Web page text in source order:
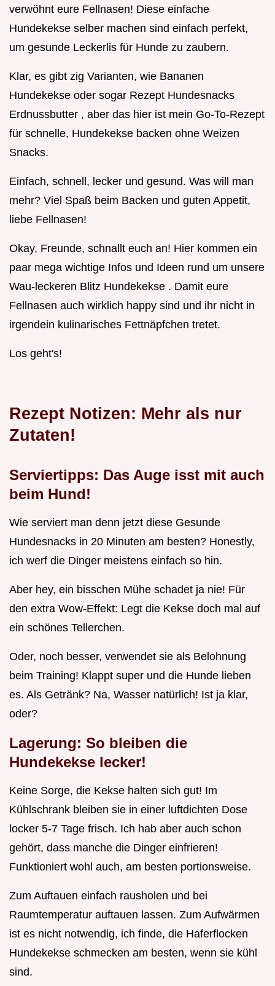
verwöhnt eure Fellnasen! Diese einfache
Hundekekse selber machen sind einfach perfekt,
um gesunde Leckerlis für Hunde zu zaubern.
Klar, es gibt zig Varianten, wie Bananen
Hundekekse oder sogar Rezept Hundesnacks
Erdnussbutter , aber das hier ist mein Go-To-Rezept
für schnelle, Hundekekse backen ohne Weizen
Snacks.
Einfach, schnell, lecker und gesund. Was will man
mehr? Viel Spaß beim Backen und guten Appetit,
liebe Fellnasen!
Okay, Freunde, schnallt euch an! Hier kommen ein
paar mega wichtige Infos und Ideen rund um unsere
Wau-leckeren Blitz Hundekekse . Damit eure
Fellnasen auch wirklich happy sind und ihr nicht in
irgendein kulinarisches Fettnäpfchen tretet.
Los geht's!
Rezept Notizen: Mehr als nur
Zutaten!
Serviertipps: Das Auge isst mit auch
beim Hund!
Wie serviert man denn jetzt diese Gesunde
Hundesnacks in 20 Minuten am besten? Honestly,
ich werf die Dinger meistens einfach so hin.
Aber hey, ein bisschen Mühe schadet ja nie! Für
den extra Wow-Effekt: Legt die Kekse doch mal auf
ein schönes Tellerchen.
Oder, noch besser, verwendet sie als Belohnung
beim Training! Klappt super und die Hunde lieben
es. Als Getränk? Na, Wasser natürlich! Ist ja klar,
oder?
Lagerung: So bleiben die
Hundekekse lecker!
Keine Sorge, die Kekse halten sich gut! Im
Kühlschrank bleiben sie in einer luftdichten Dose
locker 5-7 Tage frisch. Ich hab aber auch schon
gehört, dass manche die Dinger einfrieren!
Funktioniert wohl auch, am besten portionsweise.
Zum Auftauen einfach rausholen und bei
Raumtemperatur auftauen lassen. Zum Aufwärmen
ist es nicht notwendig, ich finde, die Haferflocken
Hundekekse schmecken am besten, wenn sie kühl
sind.